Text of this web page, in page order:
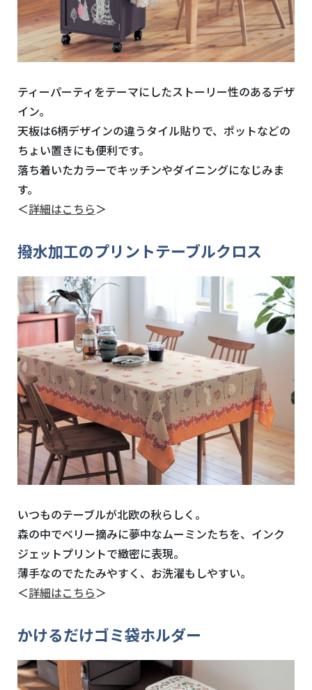
ティーパーティをテーマにしたストーリー性のあるデザ
イン。
天板は6柄デザインの違うタイル貼りで、ポットなどの
ちょい置きにも便利です。
落ち着いたカラーでキッチンやダイニングになじみま
す。
＜詳細はこちら＞
撥水加工のプリントテーブルクロス
いつものテーブルが北欧の秋らしく。
森の中でベリー摘みに夢中なムーミンたちを、インク
ジェットプリントで緻密に表現。
薄手なのでたたみやすく、お洗濯もしやすい。
＜詳細はこちら＞
かけるだけゴミ袋ホルダー